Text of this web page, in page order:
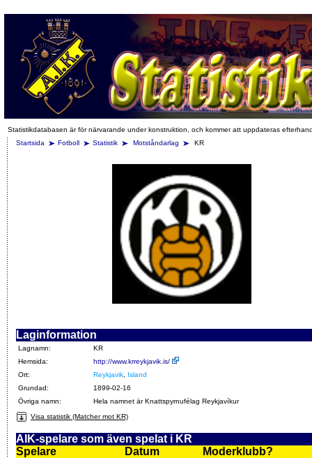
Statistikdatabasen är för närvarande under konstruktion, och kommer att uppdateras
Startsida
Fotboll Statistik Motståndarlag KR
Laginformation
Lagnamn:
KR
Hemsida:
http://www.krreykjavik.is/
Ort:
Reykjavik
Island
Grundad:
1899-02-16
Övriga namn:
Hela namnet är Knattspyrnufélag Reykjavíkur
Visa statistik (Matcher mot KR)
AIK-spelare som även spelat i KR
Spelare
Datum Moderklubb?